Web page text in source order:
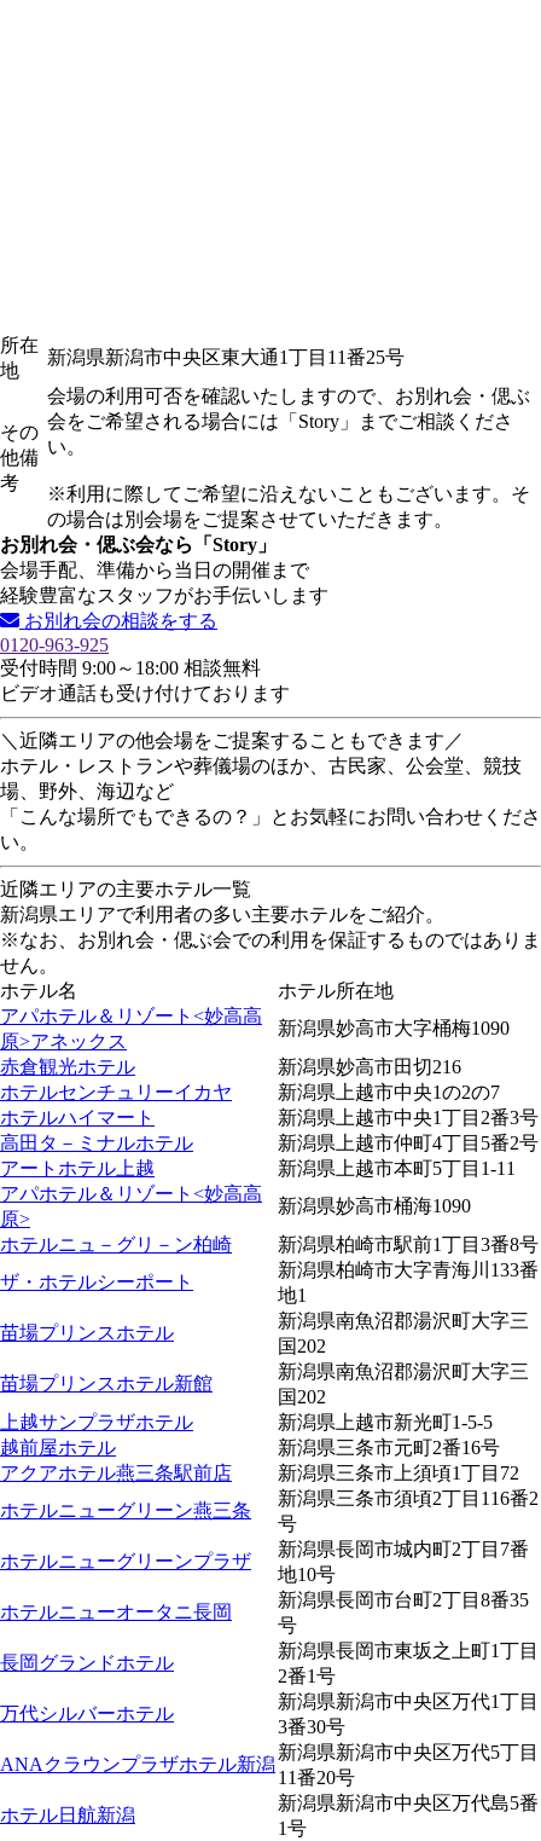
所在
地
新潟県新潟市中央区東大通1丁目11番25号
その
他備
考
会場の利用可否を確認いたしますので、お別れ会・偲ぶ
会をご希望される場合には「Story」までご相談くださ
い。
※利用に際してご希望に沿えないこともございます。そ
の場合は別会場をご提案させていただきます。
お別れ会・偲ぶ会なら「Story」
会場手配、準備から当日の開催まで
経験豊富なスタッフがお手伝いします
お別れ会の相談をする
0120-963-925
受付時間 9:00～18:00 相談無料
ビデオ通話も受け付けております
＼近隣エリアの他会場をご提案することもできます／
ホテル・レストランや葬儀場のほか、古民家、公会堂、競技
場、野外、海辺など
「こんな場所でもできるの？」とお気軽にお問い合わせくださ
い。
近隣エリアの主要ホテル一覧
新潟県エリアで利用者の多い主要ホテルをご紹介。
※なお、お別れ会・偲ぶ会での利用を保証するものではありま
せん。
ホテル名
ホテル所在地
アパホテル＆リゾート<妙高高
原>アネックス
新潟県妙高市大字桶梅1090
赤倉観光ホテル
新潟県妙高市田切216
ホテルセンチュリーイカヤ
新潟県上越市中央1の2の7
ホテルハイマート
新潟県上越市中央1丁目2番3号
高田タ－ミナルホテル
新潟県上越市仲町4丁目5番2号
アートホテル上越
新潟県上越市本町5丁目1-11
アパホテル＆リゾート<妙高高
原>
新潟県妙高市桶海1090
ホテルニュ－グリ－ン柏崎
新潟県柏崎市駅前1丁目3番8号
ザ・ホテルシーポート
新潟県柏崎市大字青海川133番
地1
苗場プリンスホテル
新潟県南魚沼郡湯沢町大字三
国202
苗場プリンスホテル新館
新潟県南魚沼郡湯沢町大字三
国202
上越サンプラザホテル
新潟県上越市新光町1-5-5
越前屋ホテル
新潟県三条市元町2番16号
アクアホテル燕三条駅前店
新潟県三条市上須頃1丁目72
ホテルニューグリーン燕三条
新潟県三条市須頃2丁目116番2
号
ホテルニューグリーンプラザ
新潟県長岡市城内町2丁目7番
地10号
ホテルニューオータニ長岡
新潟県長岡市台町2丁目8番35
号
長岡グランドホテル
新潟県長岡市東坂之上町1丁目
2番1号
万代シルバーホテル
新潟県新潟市中央区万代1丁目
3番30号
ANAクラウンプラザホテル新潟
新潟県新潟市中央区万代5丁目
11番20号
ホテル日航新潟
新潟県新潟市中央区万代島5番
1号